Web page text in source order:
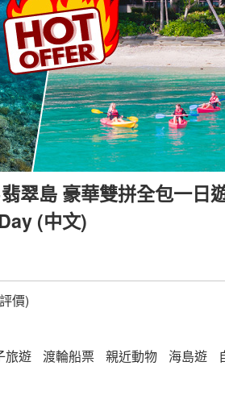
翠島 豪華雙拼全包一日
(中文)
價)
旅遊 渡輪船票 親近動物 海島遊